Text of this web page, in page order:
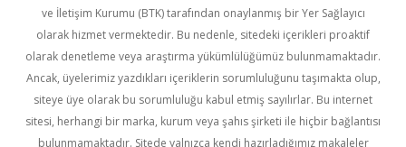
ve İletişim Kurumu (BTK) tarafından onaylanmış bir Yer Sağlayıcı
olarak hizmet vermektedir. Bu nedenle, sitedeki içerikleri proaktif
olarak denetleme veya araştırma yükümlülüğümüz bulunmamaktadır.
Ancak, üyelerimiz yazdıkları içeriklerin sorumluluğunu taşımakta olup,
siteye üye olarak bu sorumluluğu kabul etmiş sayılırlar. Bu internet
sitesi, herhangi bir marka, kurum veya şahıs şirketi ile hiçbir bağlantısı
bulunmamaktadır. Sitede yalnızca kendi hazırladığımız makaleler